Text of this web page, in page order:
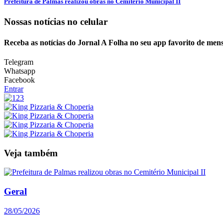
Nossas notícias no celular
Receba as notícias do Jornal A Folha no seu app favorito de
Telegram
Whatsapp
Facebook
Entrar
Veja também
Geral
28/05/2026